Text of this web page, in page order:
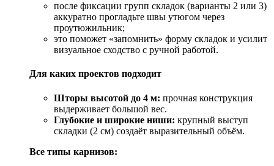
после фиксации групп складок (варианты 2 или 3)
аккуратно прогладьте швы утюгом через
проутюжильник;
это поможет «запомнить» форму складок и усилит
визуальное сходство с ручной работой.
Для каких проектов подходит
Шторы высотой до 4 м: прочная конструкция
выдерживает большой вес.
Глубокие и широкие ниши: крупный выступ
складки (2 см) создаёт выразительный объём.
Все типы карнизов: